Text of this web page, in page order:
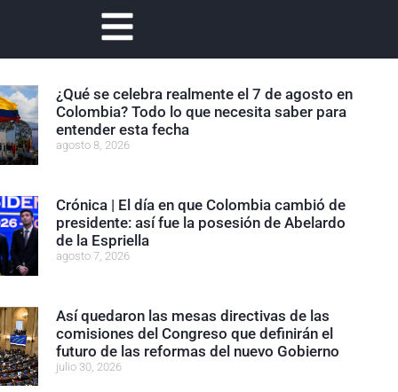
¿Qué se celebra realmente el 7 de agosto en
Colombia? Todo lo que necesita saber para
entender esta fecha
agosto 8, 2026
Crónica | El día en que Colombia cambió de
presidente: así fue la posesión de Abelardo
de la Espriella
agosto 7, 2026
Así quedaron las mesas directivas de las
comisiones del Congreso que definirán el
futuro de las reformas del nuevo Gobierno
julio 30, 2026